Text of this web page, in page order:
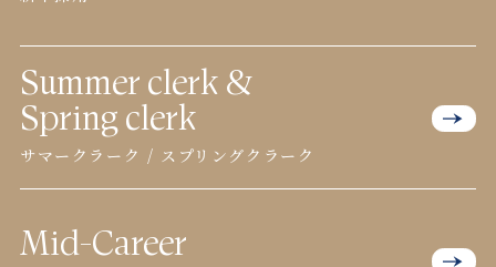
Summer clerk &
Spring clerk
サマークラーク / スプリングクラーク
Mid-Career